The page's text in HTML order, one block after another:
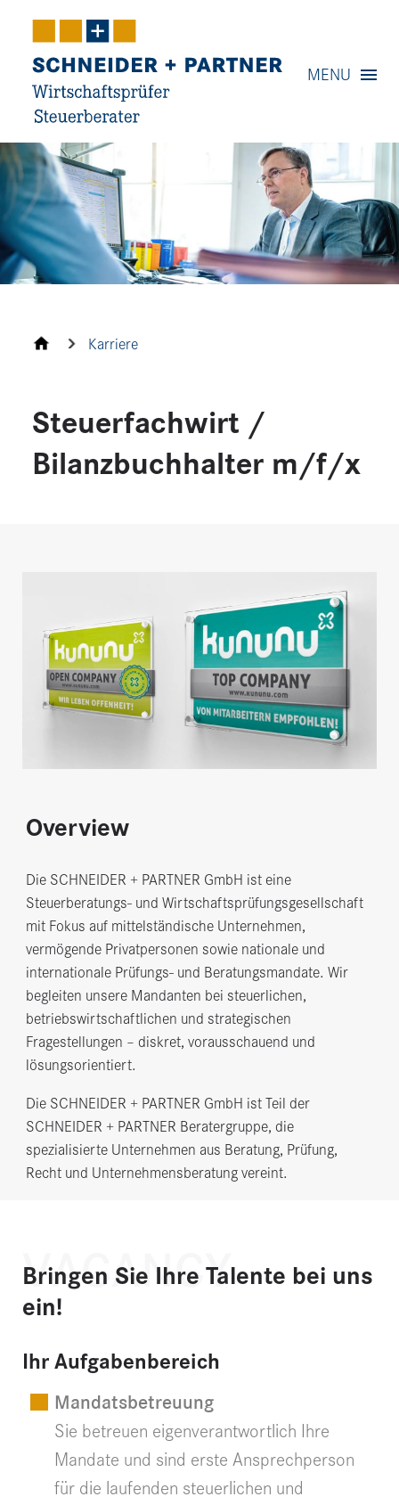
Content
Service
MENU
Karriere
Steuerfachwirt /
Bilanzbuchhalter m/f/x
Overview
Die SCHNEIDER + PARTNER GmbH ist eine
Steuerberatungs- und Wirtschaftsprüfungsgesellschaft
mit Fokus auf mittelständische Unternehmen,
vermögende Privatpersonen sowie nationale und
internationale Prüfungs- und Beratungsmandate. Wir
begleiten unsere Mandanten bei steuerlichen,
betriebswirtschaftlichen und strategischen
Fragestellungen – diskret, vorausschauend und
lösungsorientiert.
Die SCHNEIDER + PARTNER GmbH ist Teil der
SCHNEIDER + PARTNER Beratergruppe, die
spezialisierte Unternehmen aus Beratung, Prüfung,
Recht und Unternehmensberatung vereint.
VACANCY
Bringen Sie Ihre Talente bei uns
ein!
Ihr Aufgabenbereich
Mandatsbetreuung
Sie betreuen eigenverantwortlich Ihre
Mandate und sind erste Ansprechperson
für die laufenden steuerlichen und